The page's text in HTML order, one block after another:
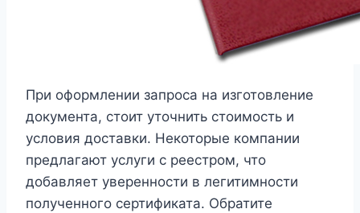
При оформлении запроса на изготовление
документа, стоит уточнить стоимость и
условия доставки. Некоторые компании
предлагают услуги с реестром, что
добавляет уверенности в легитимности
полученного сертификата. Обратите